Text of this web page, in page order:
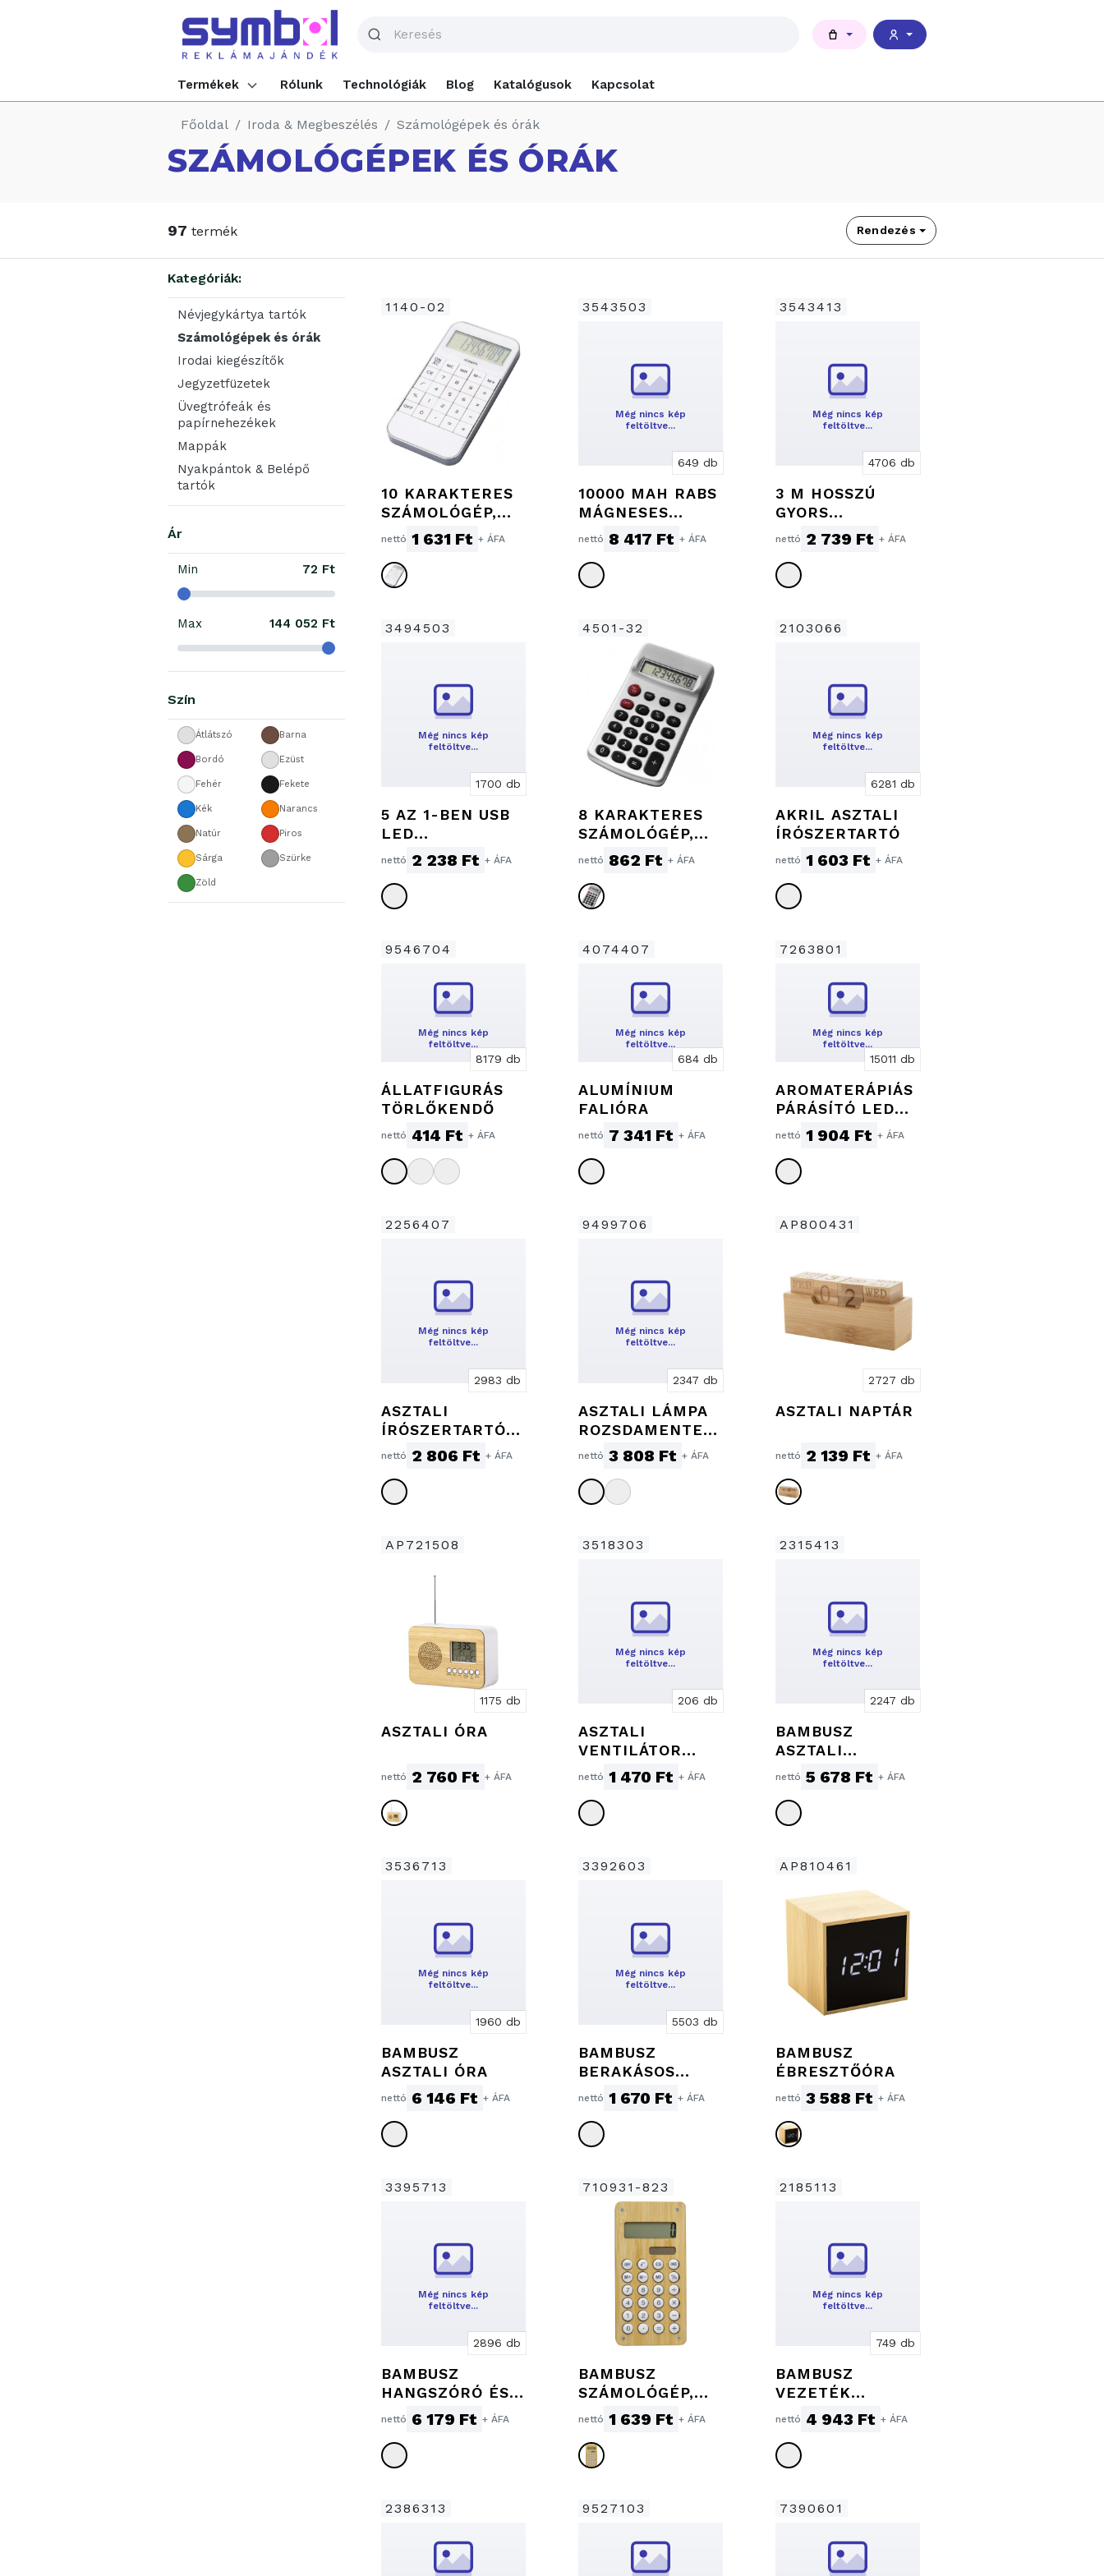
Termékek Rólunk Technológiák Blog Katalógusok Kapcsolat
Főoldal Iroda & Megbeszélés Számológépek és órák
SZÁMOLÓGÉPEK ÉS ÓRÁK
97 termék Rendezés
Kategóriák:
Névjegykártya tartók
Számológépek és órák
Irodai kiegészítők
Jegyzetfüzetek
Üvegtrófeák és
papírnehezékek
Mappák
Nyakpántok & Belépő
tartók
Ár
Min 72 Ft
Max 144 052 Ft
Szín
Átlátszó Barna
Bordó Ezüst
Fehér Fekete
Kék Narancs
Natúr Piros
Sárga Szürke
Zöld
1140-02
10 KARAKTERES
SZÁMOLÓGÉP,
FEHÉR
nettó 1 631 Ft + ÁFA
3543503
Még nincs kép
feltöltve…
649 db
10000 MAH RABS
MÁGNESES
POWERBANK
nettó 8 417 Ft + ÁFA
3543413
Még nincs kép
feltöltve…
4706 db
3 M HOSSZÚ
GYORS
TÖLTŐKÁBEL
nettó 2 739 Ft + ÁFA
3494503
Még nincs kép
feltöltve…
1700 db
5 AZ 1-BEN USB
LED
TÖLTŐKÁBEL
nettó 2 238 Ft + ÁFA
4501-32
8 KARAKTERES
SZÁMOLÓGÉP,
EZÜST
nettó 862 Ft + ÁFA
2103066
Még nincs kép
feltöltve…
6281 db
AKRIL ASZTALI
ÍRÓSZERTARTÓ
nettó 1 603 Ft + ÁFA
9546704
Még nincs kép
feltöltve…
8179 db
ÁLLATFIGURÁS
TÖRLŐKENDŐ
nettó 414 Ft + ÁFA
4074407
Még nincs kép
feltöltve…
684 db
ALUMÍNIUM
FALIÓRA
nettó 7 341 Ft + ÁFA
7263801
Még nincs kép
feltöltve…
15011 db
AROMATERÁPIÁS
PÁRÁSÍTÓ LED
FÉNNYEL, 130
nettó 1 904 Ft + ÁFA
2256407
Még nincs kép
feltöltve…
2983 db
ASZTALI
ÍRÓSZERTARTÓ
DIGITÁLIS
KIJELZŐVEL
nettó 2 806 Ft + ÁFA
9499706
Még nincs kép
feltöltve…
2347 db
ASZTALI LÁMPA
ROZSDAMENTES
ACÉLBÓL
nettó 3 808 Ft + ÁFA
AP800431
2727 db
ASZTALI NAPTÁR
nettó 2 139 Ft + ÁFA
AP721508
1175 db
ASZTALI ÓRA
nettó 2 760 Ft + ÁFA
3518303
Még nincs kép
feltöltve…
206 db
ASZTALI
VENTILÁTOR
AKKUMULÁTORR
nettó 1 470 Ft + ÁFA
2315413
Még nincs kép
feltöltve…
2247 db
BAMBUSZ
ASZTALI
ÍRÓSZERTARTÓ
ANALÓG ÓRÁVAL
nettó 5 678 Ft + ÁFA
3536713
Még nincs kép
feltöltve…
1960 db
BAMBUSZ
ASZTALI ÓRA
nettó 6 146 Ft + ÁFA
3392603
Még nincs kép
feltöltve…
5503 db
BAMBUSZ
BERAKÁSOS
EGÉR
nettó 1 670 Ft + ÁFA
AP810461
BAMBUSZ
ÉBRESZTŐÓRA
nettó 3 588 Ft + ÁFA
3395713
Még nincs kép
feltöltve…
2896 db
BAMBUSZ
HANGSZÓRÓ ÉS
VEZETÉKNÉLKÜL
I TÖLTŐ
nettó 6 179 Ft + ÁFA
710931-823
BAMBUSZ
SZÁMOLÓGÉP,
BAMBUSZ
nettó 1 639 Ft + ÁFA
2185113
Még nincs kép
feltöltve…
749 db
BAMBUSZ
VEZETÉK
NÉLKÜLI TÖLTŐ
ÍRÓSZERTARTÓ
nettó 4 943 Ft + ÁFA
2386313 9527103 7390601